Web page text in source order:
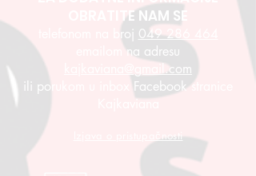
OBRATITE NAM SE
telefonom na broj 049 286 464
emailom na adresu
kajkaviana@gmail.com
ili porukom u inbox Facebook stranice
Kajkaviana
Izjava o pristupačnosti